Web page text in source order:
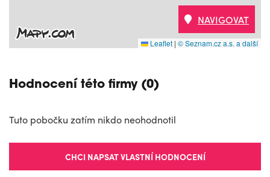
Leaflet | © Seznam.cz a.s. a další
NAVIGOVAT
Hodnocení této firmy (0)
Tuto pobočku zatím nikdo neohodnotil
CHCI NAPSAT VLASTNÍ HODNOCENÍ